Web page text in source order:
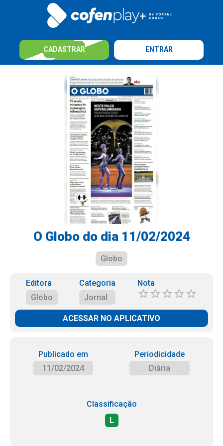
CADASTRAR ENTRAR
O Globo do dia 11/02/2024
Globo
Editora
Globo
Categoria
Jornal
Nota
ACESSAR NO APLICATIVO
Publicado em
11/02/2024
Periodicidade
Diária
Classificação
L